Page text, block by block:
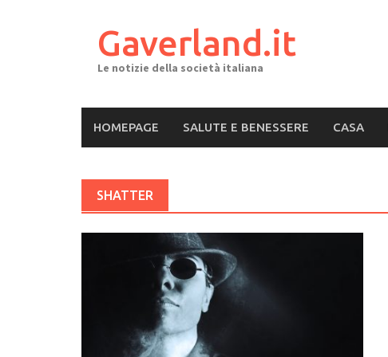
Gaverland.it
Le notizie della società italiana
HOMEPAGE SALUTE E BENESSERE CASA
SHATTER